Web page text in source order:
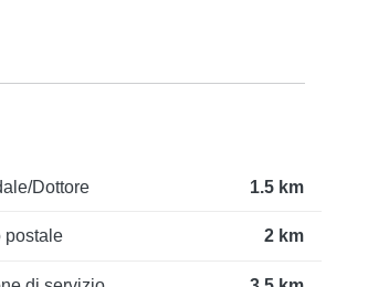
Dottore 1.5 km
2 km